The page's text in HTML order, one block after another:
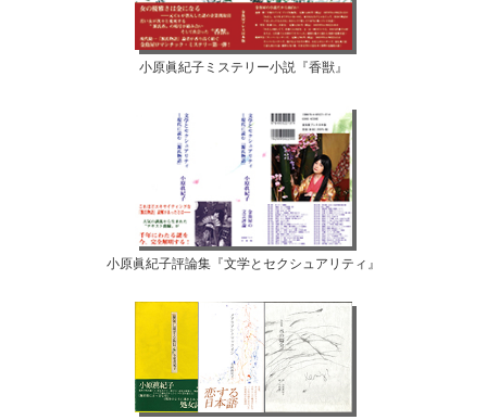
小原眞紀子ミステリー小説『香獣』
小原眞紀子評論集『文学とセクシュアリティ』